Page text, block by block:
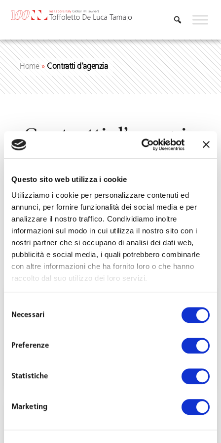
Questo sito web utilizza i cookie
Utilizziamo i cookie per personalizzare contenuti ed
annunci, per fornire funzionalità dei social media e per
analizzare il nostro traffico. Condividiamo inoltre
informazioni sul modo in cui utilizza il nostro sito con i
nostri partner che si occupano di analisi dei dati web,
pubblicità e social media, i quali potrebbero combinarle
con altre informazioni che ha fornito loro o che hanno
raccolto dal suo utilizzo dei loro servizi.
delNecessari
Preferenze
Statistiche
Marketing
Home»Contratti d'agenzia
Contratti d’agenzia
Rapporto di agenzia: la giusta causa di recesso